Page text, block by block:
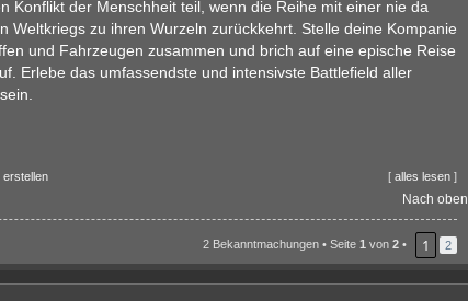
Konflikt der Menschheit teil, wenn die Reihe mit einer nie da
Weltkriegs zu ihren Wurzeln zurückkehrt. Stelle deine Kompanie
und Fahrzeugen zusammen und brich auf eine epische Reise
Erlebe das umfassendste und intensivste Battlefield aller
erstellen [ alles lesen]
Nach oben
2 Bekanntmachungen • Seite 1 von 2• 1 2